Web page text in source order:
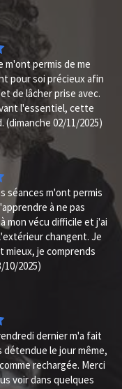
m'ont permis de me
pour soi précieux afin
de lâcher prise avec.
l'essentiel, cette
02/11/2025)
séances m'ont permis
à ne pas
mon vécu difficile et j'ai
changent. Je
mieux, je comprends
10/2025)
dernier m'a fait
le jour même,
rechargée. Merci
voir dans quelques